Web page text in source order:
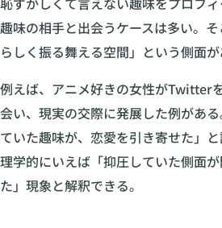
趣味の相手と出会うケースは多い。
らしく振る舞える空間」という側面が
例えば、アニメ好きの女性がTwitter
会い、現実の交際に発展した例があ
ていた趣味が、恋愛を引き寄せた」
理学的にいえば「抑圧していた側面
た」現象と解釈できる。